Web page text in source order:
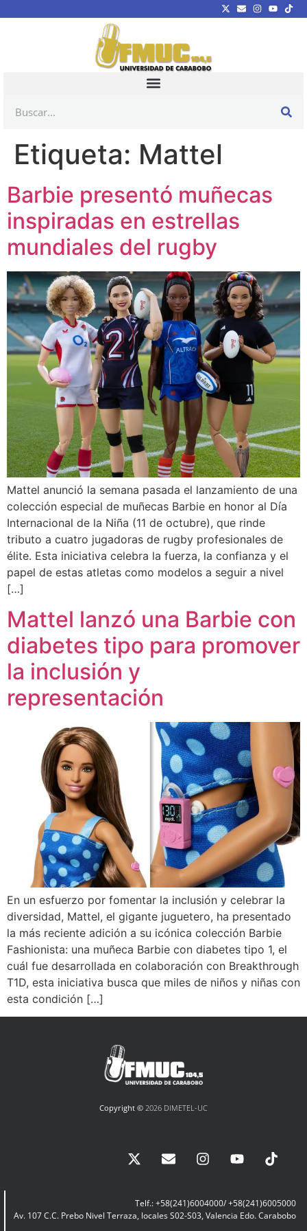
Etiqueta: Mattel
Barbie presentó muñecas
inspiradas en estrellas
mundiales del rugby
Mattel anunció la semana pasada el lanzamiento de una
colección especial de muñecas Barbie en honor al Día
Internacional de la Niña (11 de octubre), que rinde
tributo a cuatro jugadoras de rugby profesionales de
élite. Esta iniciativa celebra la fuerza, la confianza y el
papel de estas atletas como modelos a seguir a nivel
[…]
Mattel lanzó una Barbie con
diabetes tipo para promover
la inclusión y
representación
En un esfuerzo por fomentar la inclusión y celebrar la
diversidad, Mattel, el gigante juguetero, ha presentado
la más reciente adición a su icónica colección Barbie
Fashionista: una muñeca Barbie con diabetes tipo 1, el
cuál fue desarrollada en colaboración con Breakthrough
T1D, esta iniciativa busca que miles de niños y niñas con
esta condición […]
Copyright © 2026 DIMETEL-UC
Telf.: +58(241)6004000/ +58(241)6005000
Av. 107 C.C. Prebo Nivel Terraza, locales S02-S03, Valencia Edo. Carabobo